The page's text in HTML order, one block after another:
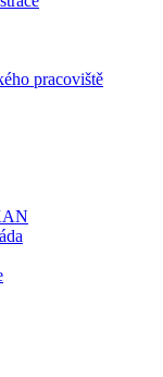
pracoviště